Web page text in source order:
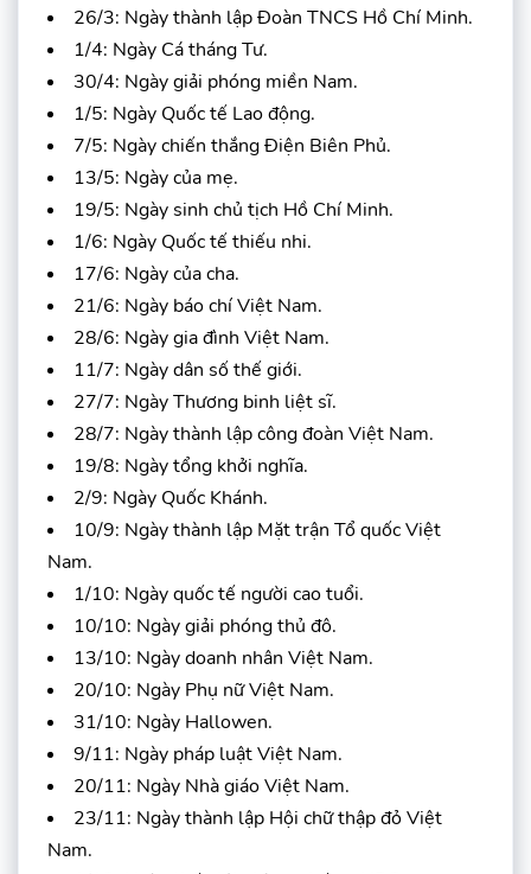
26/3: Ngày thành lập Đoàn TNCS Hồ Chí Minh.
1/4: Ngày Cá tháng Tư.
30/4: Ngày giải phóng miền Nam.
1/5: Ngày Quốc tế Lao động.
7/5: Ngày chiến thắng Điện Biên Phủ.
13/5: Ngày của mẹ.
19/5: Ngày sinh chủ tịch Hồ Chí Minh.
1/6: Ngày Quốc tế thiếu nhi.
17/6: Ngày của cha.
21/6: Ngày báo chí Việt Nam.
28/6: Ngày gia đình Việt Nam.
11/7: Ngày dân số thế giới.
27/7: Ngày Thương binh liệt sĩ.
28/7: Ngày thành lập công đoàn Việt Nam.
19/8: Ngày tổng khởi nghĩa.
2/9: Ngày Quốc Khánh.
10/9: Ngày thành lập Mặt trận Tổ quốc Việt
Nam.
1/10: Ngày quốc tế người cao tuổi.
10/10: Ngày giải phóng thủ đô.
13/10: Ngày doanh nhân Việt Nam.
20/10: Ngày Phụ nữ Việt Nam.
31/10: Ngày Hallowen.
9/11: Ngày pháp luật Việt Nam.
20/11: Ngày Nhà giáo Việt Nam.
23/11: Ngày thành lập Hội chữ thập đỏ Việt
Nam.